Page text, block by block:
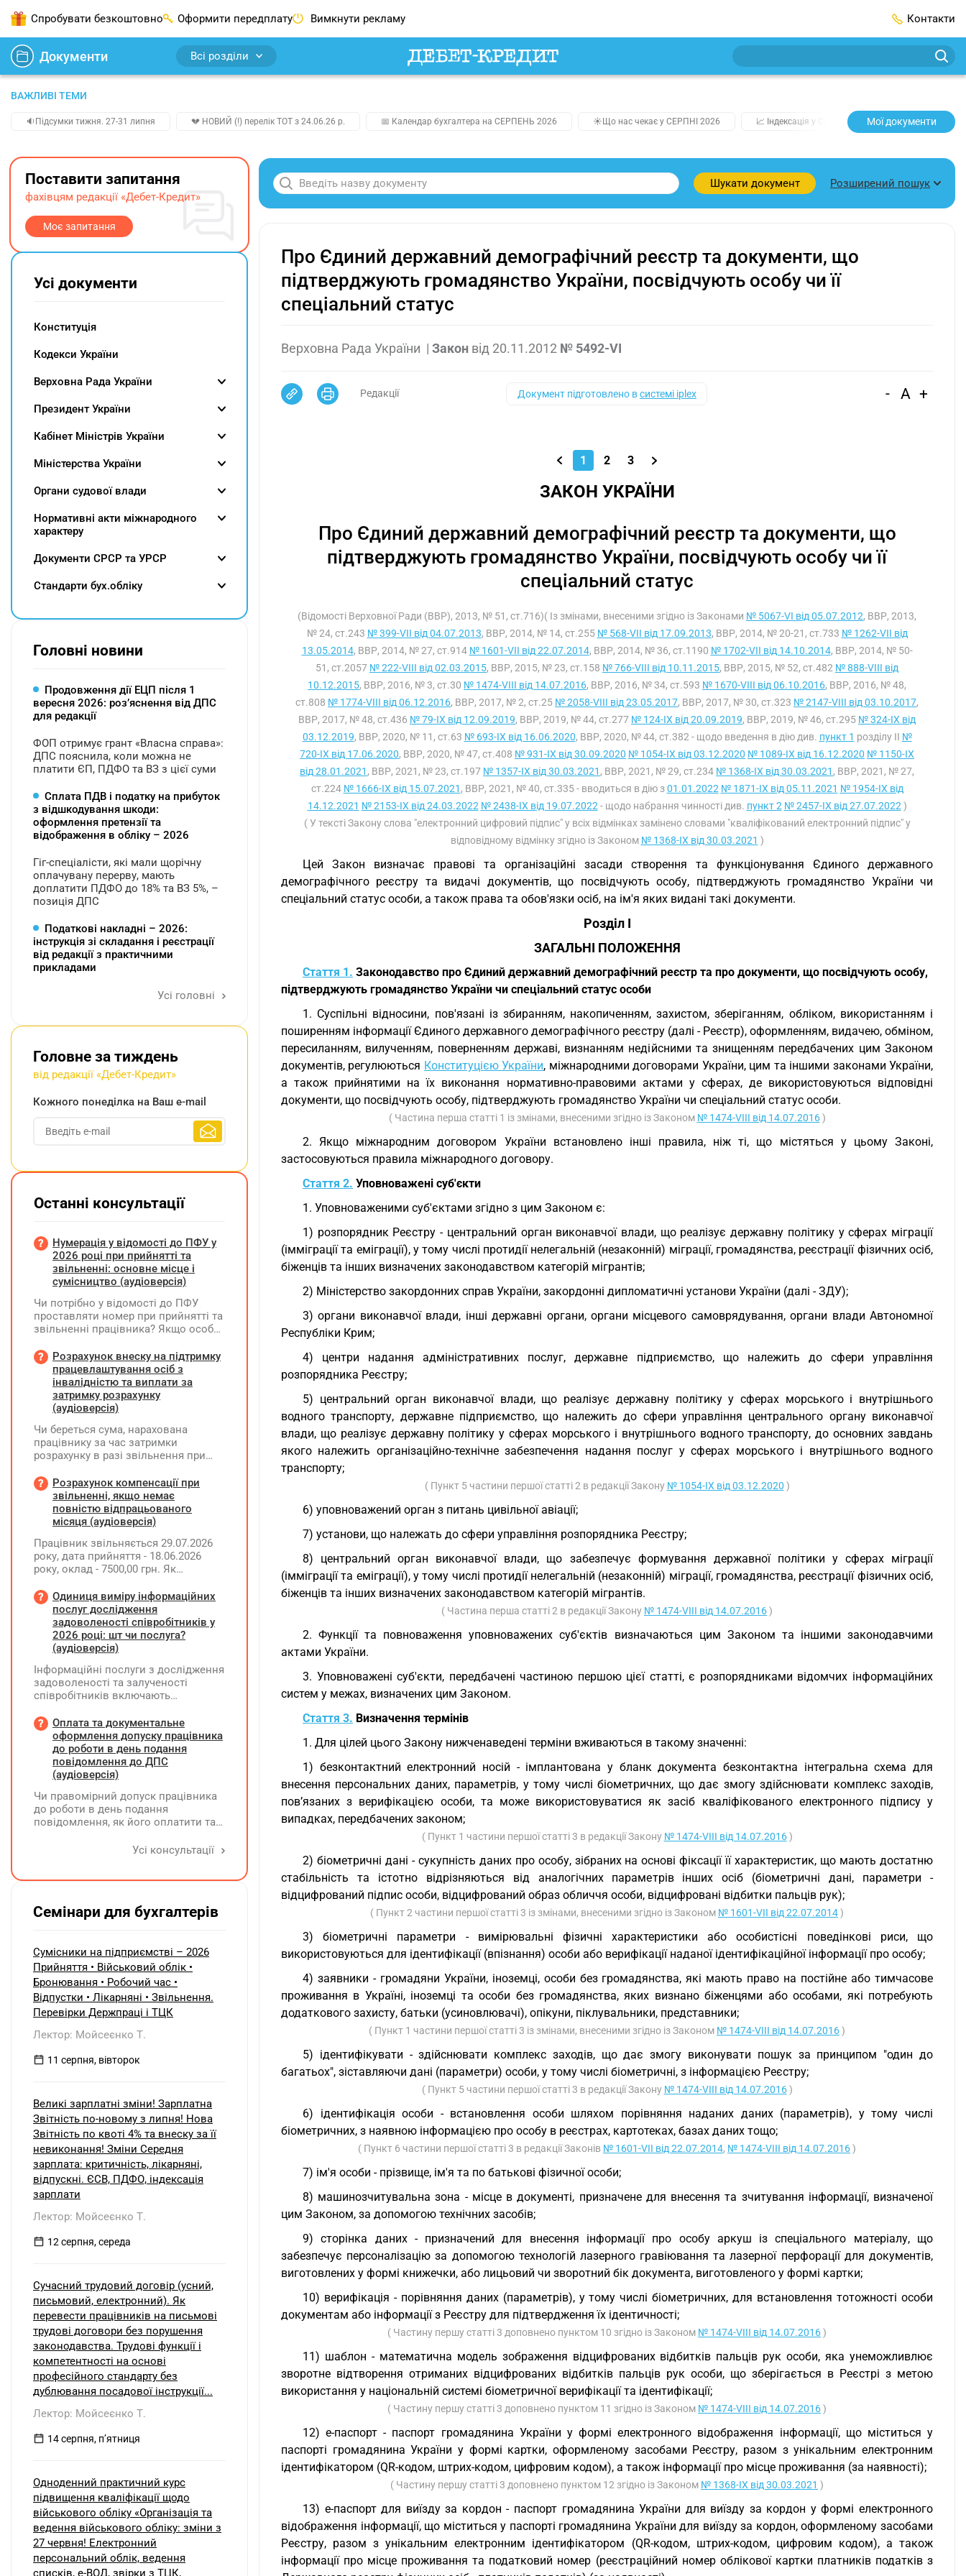
Спробувати безкоштовно Оформити передплату Вимкнути рекламу Контакти
Документи Всі розділи
ВАЖЛИВІ ТЕМИ
🔉Підсумки тижня. 27-31 липня 💔 НОВИЙ (!) перелік ТОТ з 24.06.26 р. 📅 Календар бухгалтера на СЕРПЕНЬ 2026 ☀️Що нас чекає у СЕРПНІ 2026 📈 Індексація у СЕРПНІ 2️⃣0️⃣2️⃣7️⃣ Усі
Мої документи
Шукати документ Розширений пошук
Про Єдиний державний демографічний реєстр та документи, що
підтверджують громадянство України, посвідчують особу чи її
спеціальний статус
Верховна Рада України | Закон від 20.11.2012 № 5492-VI
Редакції Документ підготовлено всистемі iplex - A +
1 2 3
ЗАКОН УКРАЇНИ
Про Єдиний державний демографічний реєстр та документи, що
підтверджують громадянство України, посвідчують особу чи її
спеціальний статус
(Відомості Верховної Ради (ВВР), 2013, № 51, ст.716)( Із змінами, внесеними згідно із Законами № 5067-VI від 05.07.2012, ВВР, 2013,
№ 24, ст.243 № 399-VII від 04.07.2013, ВВР, 2014, № 14, ст.255 № 568-VII від 17.09.2013, ВВР, 2014, № 20-21, ст.733 № 1262-VII від
13.05.2014, ВВР, 2014, № 27, ст.914 № 1601-VII від 22.07.2014, ВВР, 2014, № 36, ст.1190 № 1702-VII від 14.10.2014, ВВР, 2014, № 50-
51, ст.2057 № 222-VIII від 02.03.2015, ВВР, 2015, № 23, ст.158 № 766-VIII від 10.11.2015, ВВР, 2015, № 52, ст.482 № 888-VIII від
10.12.2015, ВВР, 2016, № 3, ст.30 № 1474-VIII від 14.07.2016, ВВР, 2016, № 34, ст.593 № 1670-VIII від 06.10.2016, ВВР, 2016, № 48,
ст.808 № 1774-VIII від 06.12.2016, ВВР, 2017, № 2, ст.25 № 2058-VIII від 23.05.2017, ВВР, 2017, № 30, ст.323 № 2147-VIII від 03.10.2017,
ВВР, 2017, № 48, ст.436 № 79-IX від 12.09.2019, ВВР, 2019, № 44, ст.277 № 124-IX від 20.09.2019, ВВР, 2019, № 46, ст.295 № 324-IX від
03.12.2019, ВВР, 2020, № 11, ст.63 № 693-IX від 16.06.2020, ВВР, 2020, № 44, ст.382 - щодо введення в дію див. пункт 1 розділу II №
720-IX від 17.06.2020, ВВР, 2020, № 47, ст.408 № 931-IX від 30.09.2020 № 1054-IX від 03.12.2020 № 1089-IX від 16.12.2020 № 1150-IX
від 28.01.2021 , ВВР, 2021, № 23, ст.197 № 1357-IX від 30.03.2021 , ВВР, 2021, № 29, ст.234 № 1368-IX від 30.03.2021 , ВВР, 2021, № 27,
ст.224 № 1666-IX від 15.07.2021 , ВВР, 2021, № 40, ст.335 - вводиться в дію з01.01.2022 № 1871-IX від 05.11.2021 № 1954-IX від
14.12.2021 № 2153-IX від 24.03.2022 № 2438-IX від 19.07.2022 - щодо набрання чинності див. пункт 2 № 2457-IX від 27.07.2022 )
( У тексті Закону слова "електронний цифровий підпис" у всіх відмінках замінено словами "кваліфікований електронний підпис" у
відповідному відмінку згідно із Законом № 1368-IX від 30.03.2021 )
Цей Закон визначає правові та організаційні засади створення та функціонування Єдиного державного
демографічного реєстру та видачі документів, що посвідчують особу, підтверджують громадянство України чи
спеціальний статус особи, а також права та обов'язки осіб, на ім'я яких видані такі документи.
Розділ I
ЗАГАЛЬНІ ПОЛОЖЕННЯ
Стаття 1. Законодавство про Єдиний державний демографічний реєстр та про документи, що посвідчують особу,
підтверджують громадянство України чи спеціальний статус особи
1. Суспільні відносини, пов'язані із збиранням, накопиченням, захистом, зберіганням, обліком, використанням і
поширенням інформації Єдиного державного демографічного реєстру (далі - Реєстр), оформленням, видачею, обміном,
пересиланням, вилученням, поверненням державі, визнанням недійсними та знищенням передбачених цим Законом
документів, регулюються Конституцією України, міжнародними договорами України, цим та іншими законами України,
а також прийнятими на їх виконання нормативно-правовими актами у сферах, де використовуються відповідні
документи, що посвідчують особу, підтверджують громадянство України чи спеціальний статус особи.
( Частина перша статті 1 із змінами, внесеними згідно із Законом № 1474-VIII від 14.07.2016)
2. Якщо міжнародним договором України встановлено інші правила, ніж ті, що містяться у цьому Законі,
застосовуються правила міжнародного договору.
Стаття 2. Уповноважені суб'єкти
1. Уповноваженими суб'єктами згідно з цим Законом є:
1) розпорядник Реєстру - центральний орган виконавчої влади, що реалізує державну політику у сферах міграції
(імміграції та еміграції), у тому числі протидії нелегальній (незаконній) міграції, громадянства, реєстрації фізичних осіб,
біженців та інших визначених законодавством категорій мігрантів;
2) Міністерство закордонних справ України, закордонні дипломатичні установи України (далі - ЗДУ);
3) органи виконавчої влади, інші державні органи, органи місцевого самоврядування, органи влади Автономної
Республіки Крим;
4) центри надання адміністративних послуг, державне підприємство, що належить до сфери управління
розпорядника Реєстру;
5) центральний орган виконавчої влади, що реалізує державну політику у сферах морського і внутрішнього
водного транспорту, державне підприємство, що належить до сфери управління центрального органу виконавчої
влади, що реалізує державну політику у сферах морського і внутрішнього водного транспорту, до основних завдань
якого належить організаційно-технічне забезпечення надання послуг у сферах морського і внутрішнього водного
транспорту;
( Пункт 5 частини першої статті 2 в редакції Закону № 1054-IX від 03.12.2020 )
6) уповноважений орган з питань цивільної авіації;
7) установи, що належать до сфери управління розпорядника Реєстру;
8) центральний орган виконавчої влади, що забезпечує формування державної політики у сферах міграції
(імміграції та еміграції), у тому числі протидії нелегальній (незаконній) міграції, громадянства, реєстрації фізичних осіб,
біженців та інших визначених законодавством категорій мігрантів.
( Частина перша статті 2 в редакції Закону № 1474-VIII від 14.07.2016)
2. Функції та повноваження уповноважених суб'єктів визначаються цим Законом та іншими законодавчими
актами України.
3. Уповноважені суб'єкти, передбачені частиною першою цієї статті, є розпорядниками відомчих інформаційних
систем у межах, визначених цим Законом.
Стаття 3. Визначення термінів
1. Для цілей цього Закону нижченаведені терміни вживаються в такому значенні:
1) безконтактний електронний носій - імплантована у бланк документа безконтактна інтегральна схема для
внесення персональних даних, параметрів, у тому числі біометричних, що дає змогу здійснювати комплекс заходів,
пов’язаних з верифікацією особи, та може використовуватися як засіб кваліфікованого електронного підпису у
випадках, передбачених законом;
( Пункт 1 частини першої статті 3 в редакції Закону № 1474-VIII від 14.07.2016)
2) біометричні дані - сукупність даних про особу, зібраних на основі фіксації її характеристик, що мають достатню
стабільність та істотно відрізняються від аналогічних параметрів інших осіб (біометричні дані, параметри -
відцифрований підпис особи, відцифрований образ обличчя особи, відцифровані відбитки пальців рук);
( Пункт 2 частини першої статті 3 із змінами, внесеними згідно із Законом № 1601-VII від 22.07.2014)
3) біометричні параметри - вимірювальні фізичні характеристики або особистісні поведінкові риси, що
використовуються для ідентифікації (впізнання) особи або верифікації наданої ідентифікаційної інформації про особу;
4) заявники - громадяни України, іноземці, особи без громадянства, які мають право на постійне або тимчасове
проживання в Україні, іноземці та особи без громадянства, яких визнано біженцями або особами, які потребують
додаткового захисту, батьки (усиновлювачі), опікуни, піклувальники, представники;
( Пункт 1 частини першої статті 3 із змінами, внесеними згідно із Законом № 1474-VIII від 14.07.2016)
5) ідентифікувати - здійснювати комплекс заходів, що дає змогу виконувати пошук за принципом "один до
багатьох", зіставляючи дані (параметри) особи, у тому числі біометричні, з інформацією Реєстру;
( Пункт 5 частини першої статті 3 в редакції Закону № 1474-VIII від 14.07.2016)
6) ідентифікація особи - встановлення особи шляхом порівняння наданих даних (параметрів), у тому числі
біометричних, з наявною інформацією про особу в реєстрах, картотеках, базах даних тощо;
( Пункт 6 частини першої статті 3 в редакції Законів № 1601-VII від 22.07.2014, № 1474-VIII від 14.07.2016)
7) ім'я особи - прізвище, ім'я та по батькові фізичної особи;
8) машинозчитувальна зона - місце в документі, призначене для внесення та зчитування інформації, визначеної
цим Законом, за допомогою технічних засобів;
9) сторінка даних - призначений для внесення інформації про особу аркуш із спеціального матеріалу, що
забезпечує персоналізацію за допомогою технологій лазерного гравіювання та лазерної перфорації для документів,
виготовлених у формі книжечки, або лицьовий чи зворотний бік документа, виготовленого у формі картки;
10) верифікація - порівняння даних (параметрів), у тому числі біометричних, для встановлення тотожності особи
документам або інформації з Реєстру для підтвердження їх ідентичності;
( Частину першу статті 3 доповнено пунктом 10 згідно із Законом № 1474-VIII від 14.07.2016)
11) шаблон - математична модель зображення відцифрованих відбитків пальців рук особи, яка унеможливлює
зворотне відтворення отриманих відцифрованих відбитків пальців рук особи, що зберігається в Реєстрі з метою
використання у національній системі біометричної верифікації та ідентифікації;
( Частину першу статті 3 доповнено пунктом 11 згідно із Законом № 1474-VIII від 14.07.2016)
12) е-паспорт - паспорт громадянина України у формі електронного відображення інформації, що міститься у
паспорті громадянина України у формі картки, оформленому засобами Реєстру, разом з унікальним електронним
ідентифікатором (QR-кодом, штрих-кодом, цифровим кодом), а також інформації про місце проживання (за наявності);
( Частину першу статті 3 доповнено пунктом 12 згідно із Законом № 1368-IX від 30.03.2021 )
13) е-паспорт для виїзду за кордон - паспорт громадянина України для виїзду за кордон у формі електронного
відображення інформації, що міститься у паспорті громадянина України для виїзду за кордон, оформленому засобами
Реєстру, разом з унікальним електронним ідентифікатором (QR-кодом, штрих-кодом, цифровим кодом), а також
інформації про місце проживання та податковий номер (реєстраційний номер облікової картки платників податків з
Поставити запитання
фахівцям редакції «Дебет-Кредит»
Моє запитання
Усі документи
Конституція
Кодекси України
Верховна Рада України
Президент України
Кабінет Міністрів України
Міністерства України
Органи судової влади
Нормативні акти міжнародного
характеру
Документи СРСР та УРСР
Cтандарти бух.обліку
Головні новини
Продовження дії ЕЦП після 1
вересня 2026: розʼяснення від ДПС
для редакції
ФОП отримує грант «Власна справа»:
ДПС пояснила, коли можна не
платити ЄП, ПДФО та ВЗ з цієї суми
Сплата ПДВ і податку на прибуток
з відшкодування шкоди:
оформлення претензії та
відображення в обліку – 2026
Гіг-спеціалісти, які мали щорічну
оплачувану перерву, мають
доплатити ПДФО до 18% та ВЗ 5%, –
позиція ДПС
Податкові накладні – 2026:
інструкція зі складання і реєстрації
від редакції з практичними
прикладами
Усі головні
Головне за тиждень
від редакції «Дебет-Кредит»
Кожного понеділка на Ваш e-mail
Останні консультації
Нумерація у відомості до ПФУ у
2026 році при прийнятті та
звільненні: основне місце і
сумісництво (аудіоверсія)
Чи потрібно у відомості до ПФУ
проставляти номер при прийнятті та
звільненні працівника? Якщо особа
місцем роботи та за сумісництвом,
чи рахується це як два роботодавці?
Розрахунок внеску на підтримку
працевлаштування осіб з
інвалідністю та виплати за
затримку розрахунку
(аудіоверсія)
Чи береться сума, нарахована
працівнику за час затримки
розрахунку в разі звільнення при
заробітної плати (винагороди), для
розрахунку внеску на підтримку
працевлаштування осіб з
інвалідністю?
Розрахунок компенсації при
звільненні, якщо немає
повністю відпрацьованого
місяця (аудіоверсія)
Працівник звільняється 29.07.2026
року, дата прийняття - 18.06.2026
року, оклад - 7500,00 грн. Як
невикористаних днів відпустки при
звільненні?
Одиниця виміру інформаційних
послуг дослідження
задоволеності співробітників у
2026 році: шт чи послуга?
(аудіоверсія)
Інформаційні послуги з дослідження
задоволеності та залученості
співробітників включають
повідомлення, проведення
опитування через EngageQ та
електронну пошту, підтримку
учасників і передачу результатів. Яку
одиницю виміру коректніше
Оплата та документальне
оформлення допуску працівника
до роботи в день подання
повідомлення до ДПС
(аудіоверсія)
Чи правомірний допуск працівника
до роботи в день подання
повідомлення, як його оплатити та
Усі консультації
Семінари для бухгалтерів
Сумісники на підприємстві – 2026
Прийняття • Військовий облік •
Бронювання • Робочий час •
Відпустки • Лікарняні • Звільнення.
Перевірки Держпраці і ТЦК
Лектор: Мойсеєнко Т.
11 серпня, вівторок
Великі зарплатні зміни! Зарплатна
Звітність по-новому з липня! Нова
Звітність по квоті 4% та внеску за її
невиконання! Зміни Середня
зарплата: критичність, лікарняні,
відпускні. ЄСВ, ПДФО, індексація
зарплати
Лектор: Мойсеєнко Т.
12 серпня, середа
Сучасний трудовий договір (усний,
письмовий, електронний). Як
перевести працівників на письмові
трудові договори без порушення
законодавства. Трудові функції і
компетентності на основі
професійного стандарту без
дублювання посадової інструкції...
Лектор: Мойсеєнко Т.
14 серпня, пʼятниця
Одноденний практичний курс
підвищення кваліфікації щодо
військового обліку «Організація та
ведення військового обліку: зміни з
27 червня! Електронний
персональний облік, ведення
списків, е-ВОД, звірки з ТЦК,